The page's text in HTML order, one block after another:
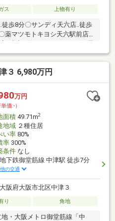
ス 上物有り
徒歩8分〇サンディ天六店‥徒歩
薬マツモトキヨシ天六駅前店‥
校‥徒歩2分●新豊崎中学校‥徒
は探したけど決まらなかった…
不動産販売”にご相談下さ
方にぴったりの不動産をお探
、不動産購入にまつわる全てを
３ 6,980万円
万円
単価:-）
面積49.71m2
地域２種住居
い率80%
率300%
条件なし
地下鉄御堂筋線 中津駅 徒歩7分
の交通
大阪府大阪市北区中津３
り 角地
・大阪メトロ御堂筋線「中